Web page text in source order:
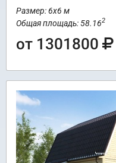
Размер: 6х6 м
Общая площадь: 58.162
от 1301800